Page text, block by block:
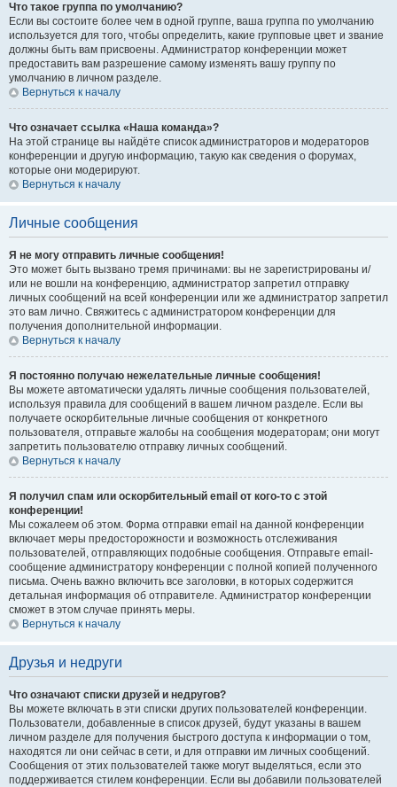
Что такое группа по умолчанию?
Если вы состоите более чем в одной группе, ваша группа по умолчанию
используется для того, чтобы определить, какие групповые цвет и звание
должны быть вам присвоены. Администратор конференции может
предоставить вам разрешение самому изменять вашу группу по
умолчанию в личном разделе.
Вернуться к началу
Что означает ссылка «Наша команда»?
На этой странице вы найдёте список администраторов и модераторов
конференции и другую информацию, такую как сведения о форумах,
которые они модерируют.
Вернуться к началу
Личные сообщения
Я не могу отправить личные сообщения!
Это может быть вызвано тремя причинами: вы не зарегистрированы и/
или не вошли на конференцию, администратор запретил отправку
личных сообщений на всей конференции или же администратор запретил
это вам лично. Свяжитесь с администратором конференции для
получения дополнительной информации.
Вернуться к началу
Я постоянно получаю нежелательные личные сообщения!
Вы можете автоматически удалять личные сообщения пользователей,
используя правила для сообщений в вашем личном разделе. Если вы
получаете оскорбительные личные сообщения от конкретного
пользователя, отправьте жалобы на сообщения модераторам; они могут
запретить пользователю отправку личных сообщений.
Вернуться к началу
Я получил спам или оскорбительный email от кого-то с этой
конференции!
Мы сожалеем об этом. Форма отправки email на данной конференции
включает меры предосторожности и возможность отслеживания
пользователей, отправляющих подобные сообщения. Отправьте email-
сообщение администратору конференции с полной копией полученного
письма. Очень важно включить все заголовки, в которых содержится
детальная информация об отправителе. Администратор конференции
сможет в этом случае принять меры.
Вернуться к началу
Друзья и недруги
Что означают списки друзей и недругов?
Вы можете включать в эти списки других пользователей конференции.
Пользователи, добавленные в список друзей, будут указаны в вашем
личном разделе для получения быстрого доступа к информации о том,
находятся ли они сейчас в сети, и для отправки им личных сообщений.
Сообщения от этих пользователей также могут выделяться, если это
поддерживается стилем конференции. Если вы добавили пользователей